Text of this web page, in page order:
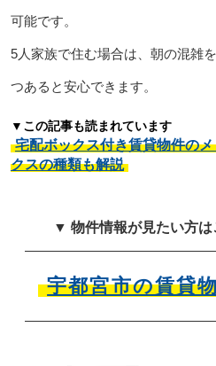
可能です。
5人家族で住む場合は、朝の混雑
つあると安心できます。
▼この記事も読まれています
宅配ボックス付き賃貸物件の
クスの種類も解説
▼ 物件情報が見たい方
宇都宮市の賃貸